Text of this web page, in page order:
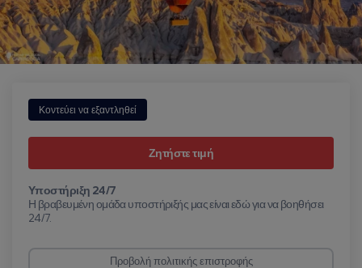
Κοντεύει να εξαντληθεί
Ζητήστε τιμή
Υποστήριξη 24/7
Η βραβευμένη ομάδα υποστήριξής μας είναι εδώ για να βοηθήσει
24/7.
Προβολή πολιτικής επιστροφής